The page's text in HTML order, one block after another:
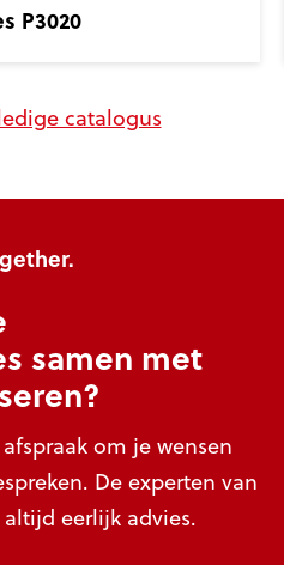
catalogus
P3020
samen met
om je wensen
De experten van
eerlijk advies.